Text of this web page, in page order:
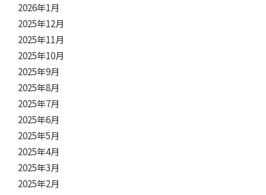
2026年1月
2025年12月
2025年11月
2025年10月
2025年9月
2025年8月
2025年7月
2025年6月
2025年5月
2025年4月
2025年3月
2025年2月